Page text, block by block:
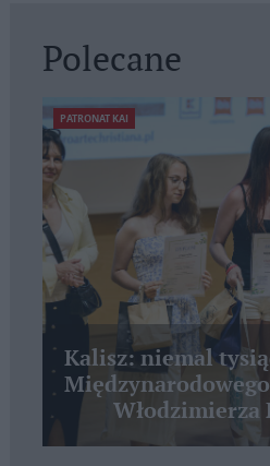
Polecane
PATRONAT KAI
Kalisz: niemal
Włodzimierza